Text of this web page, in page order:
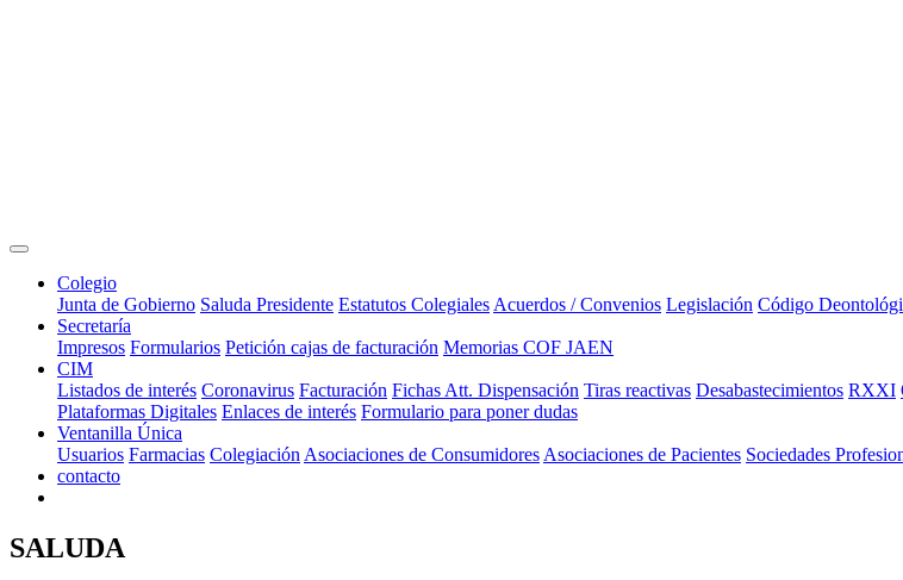
Colegio
Junta de Gobierno Saluda Presidente Estatutos Colegiales Acuerdos / Convenios Legislación Código
Secretaría
Impresos Formularios Petición cajas de facturación Memorias COF JAEN
CIM
Listados de interés Coronavirus Facturación Fichas Att. Dispensación Tiras reactivas Desabastecimientos RXXI
Plataformas Digitales Enlaces de interés Formulario para poner dudas
Ventanilla Única
Usuarios Farmacias Colegiación Asociaciones de Consumidores Asociaciones de Pacientes Sociedades
contacto
SALUDA